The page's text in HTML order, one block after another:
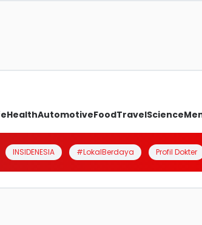
HealthAutomotiveFoodTravelScience
INSIDENESIA #LokalBerdaya Profil Dokter